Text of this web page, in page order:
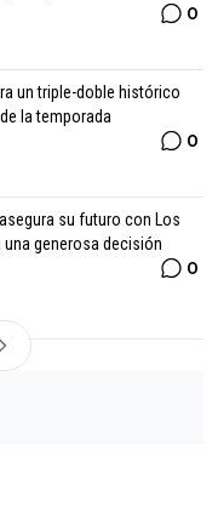
0
un triple-doble histórico
la temporada
0
su futuro con Los
una generosa decisión
0